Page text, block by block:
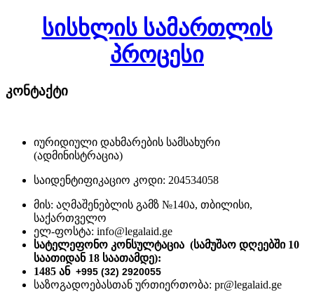
სისხლის სამართლის
პროცესი
კონტაქტი
იურიდიული დახმარების სამსახური
(ადმინისტრაცია)
საიდენტიფიკაციო კოდი: 204534058
მის: აღმაშენებლის გამზ №140ა, თბილისი,
საქართველო
ელ-ფოსტა: info@legalaid.ge
სატელეფონო კონსულტაცია (სამუშაო დღეებში 10
საათიდან 18 საათამდე):
1485 ან +995 (32) 2920055
საზოგადოებასთან ურთიერთობა: pr@legalaid.ge